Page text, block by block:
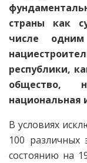
страны как
числе
республики,
общество,
национальная
В условиях
100 различных
состоянию на